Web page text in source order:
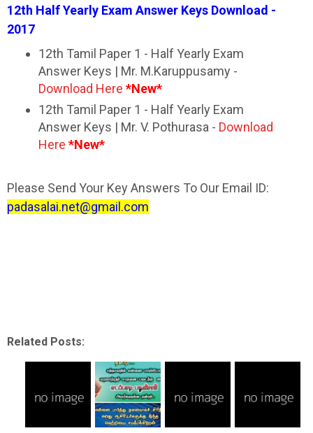
12th Half Yearly Exam Answer Keys Download -
2017
12th Tamil Paper 1 - Half Yearly Exam
Answer Keys | Mr. M.Karuppusamy -
Download Here *New*
12th Tamil Paper 1 - Half Yearly Exam
Answer Keys | Mr. V. Pothurasa - Download
Here *New*
Please Send Your Key Answers To Our Email ID:
padasalai.net@gmail.com
Related Posts: